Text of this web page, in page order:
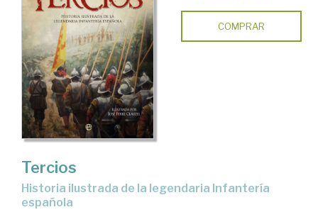
COMPRAR
Tercios
Historia ilustrada de la legendaria Infantería
española